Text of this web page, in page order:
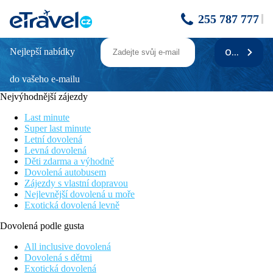
255 787 777
Lagoon Attitude
Wellness & SPA
Přímo u písečné pláže
Wi-fi internet zdarma
3 bazény
Poloha
Hotel se nachází na okraji laguny Anse la Raie na severním
pobřeží Mauricia. Letiště je vzdáleno cca 70km a 8km městečko
Grand Baie
Hotel je pouze pro starší 18ti let
Vybavení
182 pokojů, vstupní hala, recepce, 4 restaurace (bufetová,
mořské plody, asijská, mauricijská), kiosk Taba-J (mauricijský
street food koncept a barbecue), fitness, 3 bary, 3 bazény (1
vyhřívaný), butik, směnárna.
Nejlepší nabídky
do vašeho e-mailu
ODEBÍRAT
Nejvýhodnější zájezdy
Last minute
Super last minute
Letní dovolená
Levná dovolená
Děti zdarma a výhodně
Dovolená autobusem
Zájezdy s vlastní dopravou
Nejlevnější dovolená u moře
Exotická dovolená levně
Dovolená podle gusta
All inclusive dovolená
Dovolená s dětmi
Exotická dovolená